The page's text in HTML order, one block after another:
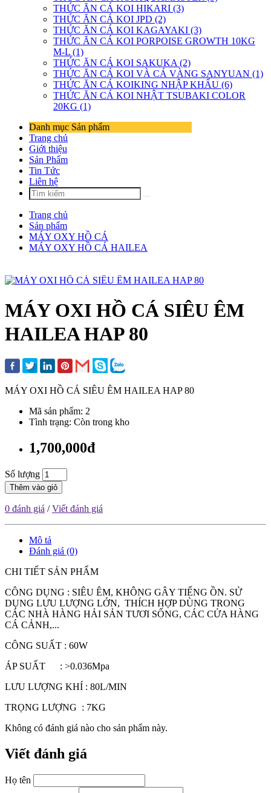
THỨC ĂN CÁ KOI HIKARI (3)
THỨC ĂN CÁ KOI JPD (2)
THỨC ĂN CÁ KOI KAGAYAKI (3)
THỨC ĂN CÁ KOI PORPOISE GROWTH 10KG
M-L (1)
THỨC ĂN CÁ KOI SAKUKA (2)
THỨC ĂN CÁ KOI VÀ CÁ VÀNG SANYUAN (1)
THỨC ĂN CÁ KOIKING NHẬP KHẨU (6)
THỨC ĂN CÁ KOI NHẬT TSUBAKI COLOR
20KG (1)
Danh mục Sản phẩm
Trang chủ
Giới thiệu
Sản Phẩm
Tin Tức
Liên hệ
Trang chủ
Sản phẩm
MÁY OXY HỒ CÁ
MÁY OXY HỒ CÁ HAILEA
MÁY OXI HỒ CÁ SIÊU ÊM
HAILEA HAP 80
MÁY OXI HỒ CÁ SIÊU ÊM HAILEA HAP 80
Mã sản phẩm: 2
Tình trạng: Còn trong kho
1,700,000đ
Số lượng
Thêm vào giỏ
0 đánh giá /Viết đánh giá
Mô tả
Đánh giá (0)
CHI TIẾT SẢN PHẨM
CÔNG DỤNG : SIÊU ÊM, KHÔNG GÂY TIẾNG ỒN. SỬ
DỤNG LƯU LƯỢNG LỚN, THÍCH HỢP DÙNG TRONG
CÁC NHÀ HÀNG HẢI SẢN TƯƠI SỐNG, CÁC CỬA HÀNG
CÁ CẢNH,...
CÔNG SUẤT : 60W
ÁP SUẤT : >0.036Mpa
LƯU LƯỢNG KHÍ : 80L/MIN
TRỌNG LƯỢNG : 7KG
Không có đánh giá nào cho sản phẩm này.
Viết đánh giá
Họ tên